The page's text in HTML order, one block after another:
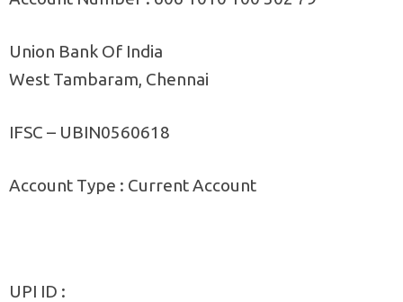
Union Bank Of India
West Tambaram, Chennai
IFSC – UBIN0560618
Account Type : Current Account
UPI ID :